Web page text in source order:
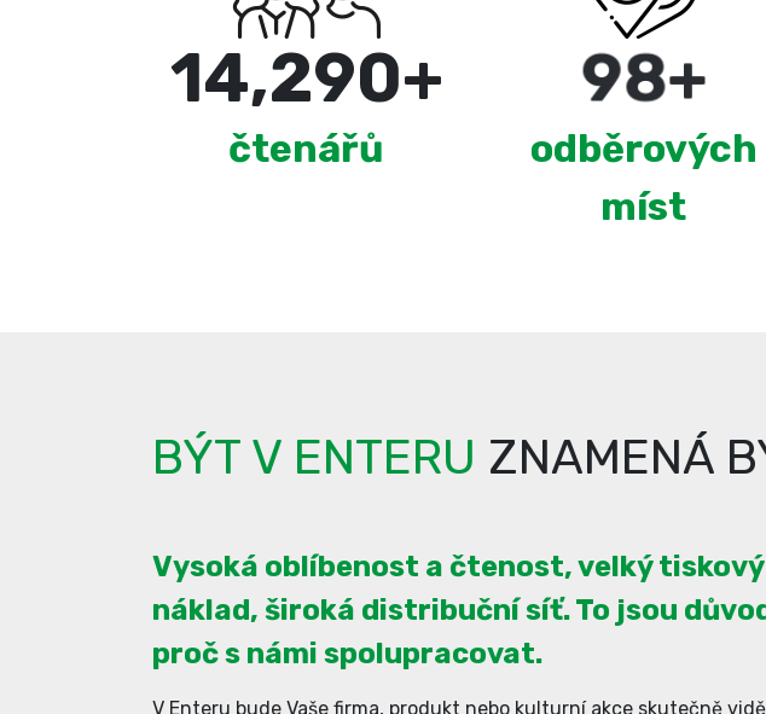
15,000+
čtenářů
180+
odběrových
míst
BÝT V ENTERU ZNAMENÁ
Vysoká oblíbenost a čtenost, velký tiskový
náklad, široká distribuční síť. To jsou
proč s námi spolupracovat.
V Enteru bude Vaše firma, produkt nebo kulturní akce skutečně